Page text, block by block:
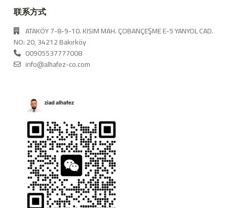
联系方式
ATAKÖY 7-8-9-10. KISIM MAH. ÇOBANÇEŞME E-5 YANYOL CAD.
NO: 20, 34212 Bakırköy
00905537777008
info@alhafez-co.com